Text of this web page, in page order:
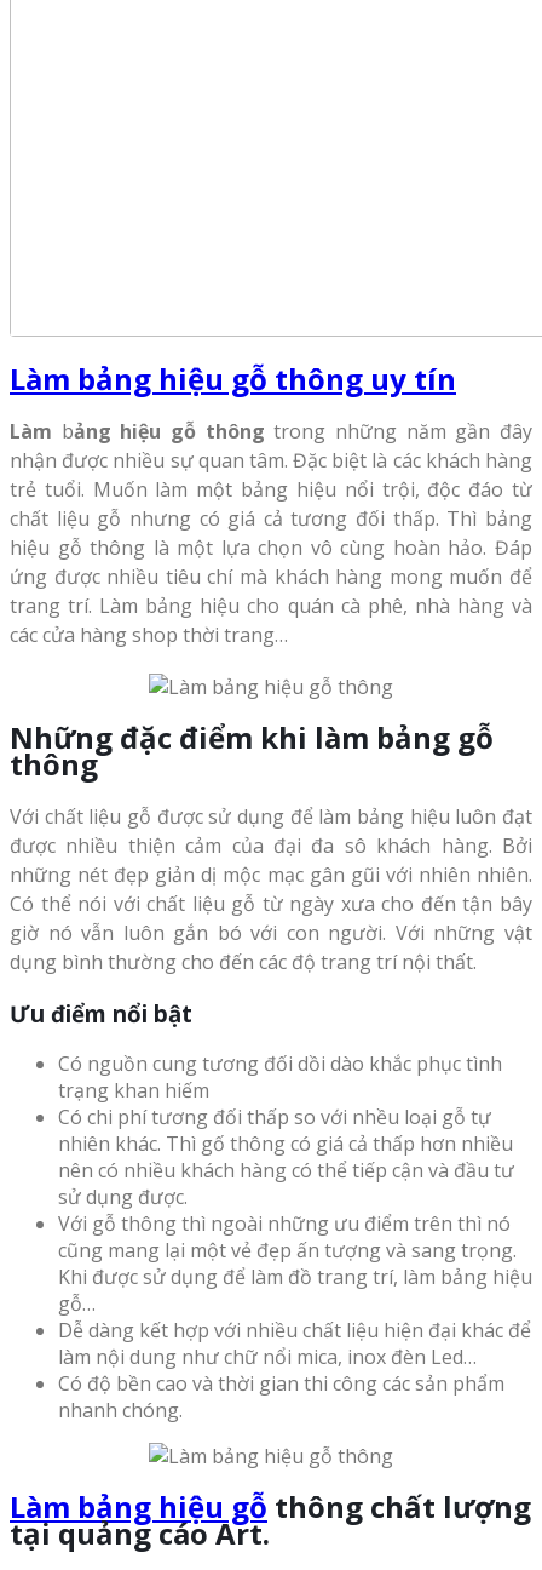
Làm bảng hiệu gỗ thông uy tín
Làm bảng hiệu gỗ thôngtrong những năm gần đây
nhận được nhiều sự quan tâm. Đặc biệt là các khách hàng
trẻ tuổi. Muốn làm một bảng hiệu nổi trội, độc đáo từ
chất liệu gỗ nhưng có giá cả tương đối thấp. Thì bảng
hiệu gỗ thông là một lựa chọn vô cùng hoàn hảo. Đáp
ứng được nhiều tiêu chí mà khách hàng mong muốn để
trang trí. Làm bảng hiệu cho quán cà phê, nhà hàng và
các cửa hàng shop thời trang…
Những đặc điểm khi làm bảng gỗ
thông
Với chất liệu gỗ được sử dụng để làm bảng hiệu luôn đạt
được nhiều thiện cảm của đại đa sô khách hàng. Bởi
những nét đẹp giản dị mộc mạc gân gũi với nhiên nhiên.
Có thể nói với chất liệu gỗ từ ngày xưa cho đến tận bây
giờ nó vẫn luôn gắn bó với con người. Với những vật
dụng bình thường cho đến các độ trang trí nội thất.
Ưu điểm nổi bật
Có nguồn cung tương đối dồi dào khắc phục tình
trạng khan hiếm
Có chi phí tương đối thấp so với nhều loại gỗ tự
nhiên khác. Thì gố thông có giá cả thấp hơn nhiều
nên có nhiều khách hàng có thể tiếp cận và đầu tư
sử dụng được.
Với gỗ thông thì ngoài những ưu điểm trên thì nó
cũng mang lại một vẻ đẹp ấn tượng và sang trọng.
Khi được sử dụng để làm đồ trang trí, làm bảng hiệu
gỗ…
Dễ dàng kết hợp với nhiều chất liệu hiện đại khác để
làm nội dung như chữ nổi mica, inox đèn Led…
Có độ bền cao và thời gian thi công các sản phẩm
nhanh chóng.
Làm bảng hiệu gỗ thông chất lượng
tại quảng cáo Art.